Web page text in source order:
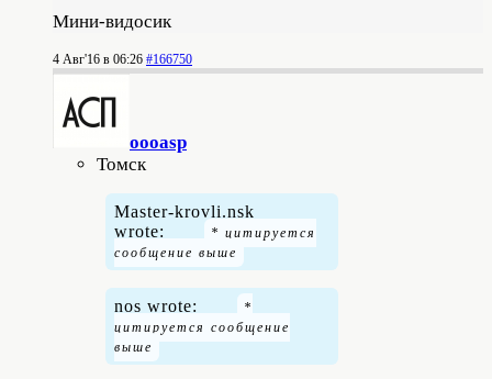
Мини-видосик
4 Авг'16 в 06:26 #166750
oooasp
Томск
Master-krovli.nsk
wrote:
nos wrote: